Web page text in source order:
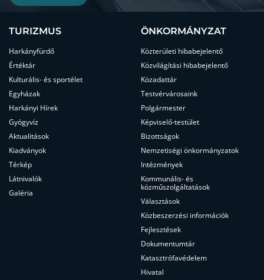
TURIZMUS
Harkányfürdő
Értéktár
Kulturális- és sportélet
Egyházak
Harkányi Hírek
Gyógyvíz
Aktualitások
Kiadványok
Térkép
Látnivalók
Galéria
ÖNKORMÁNYZAT
Közterületi hibabejelentő
Közvilágítási hibabejelentő
Közadattár
Testvérvárosaink
Polgármester
Képviselő-testület
Bizottságok
Nemzetiségi önkormányzatok
Intézmények
Kommunális- és
közműszolgáltatások
Választások
Közbeszerzési információk
Fejlesztések
Dokumentumtár
Katasztrófavédelem
Hivatal